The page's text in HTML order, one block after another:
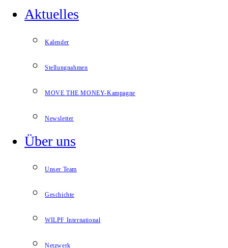
Aktuelles
Kalender
Stellungnahmen
MOVE THE MONEY-Kampagne
Newsletter
Über uns
Unser Team
Geschichte
WILPF International
Netzwerk